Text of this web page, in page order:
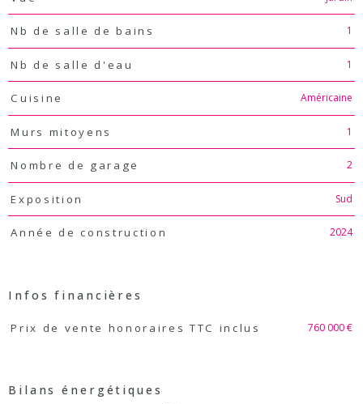
Nb de salle de bains 1
Nb de salle d'eau 1
Cuisine Américaine
Murs mitoyens 1
Nombre de garage 2
Exposition Sud
Année de construction 2024
Infos financières
Caractéristiques Valeurs
Prix de vente honoraires TTC inclus 760 000 €
Bilans énergétiques